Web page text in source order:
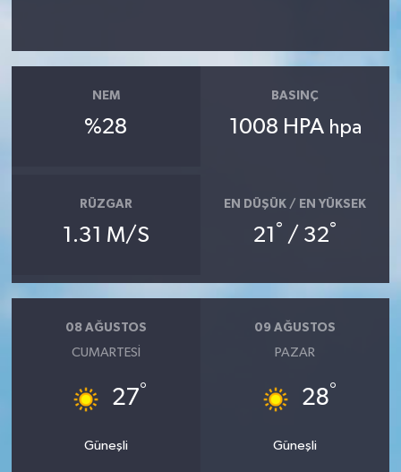
NEM
%28
BASINÇ
1008 HPA hpa
RÜZGAR
1.31 M/S
EN DÜŞÜK / EN YÜKSEK
21 ° / 32°
08 AĞUSTOS
CUMARTESI
27°
Güneşli
09 AĞUSTOS
PAZAR
28°
Güneşli